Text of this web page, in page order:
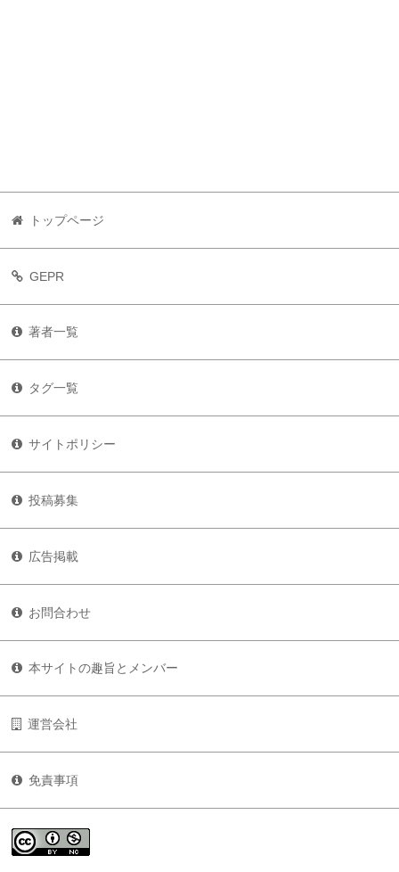
トップページ
GEPR
著者一覧
タグ一覧
サイトポリシー
投稿募集
広告掲載
お問合わせ
本サイトの趣旨とメンバー
運営会社
免責事項